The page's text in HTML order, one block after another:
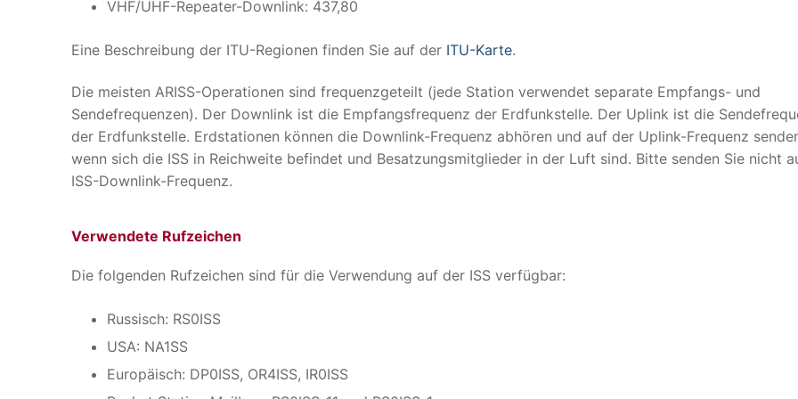
VHF/UHF-Repeater-Downlink: 437,80
Eine Beschreibung der ITU-Regionen finden Sie auf der ITU-Karte.
Die meisten ARISS-Operationen sind frequenzgeteilt (jede Station verwendet separate Empfangs- und
Sendefrequenzen). Der Downlink ist die Empfangsfrequenz der Erdfunkstelle. Der Uplink ist die
der Erdfunkstelle. Erdstationen können die Downlink-Frequenz abhören und auf der Uplink-Frequenz
wenn sich die ISS in Reichweite befindet und Besatzungsmitglieder in der Luft sind. Bitte senden Sie nicht
ISS-Downlink-Frequenz.
Verwendete Rufzeichen
Die folgenden Rufzeichen sind für die Verwendung auf der ISS verfügbar:
Russisch: RS0ISS
USA: NA1SS
Europäisch: DP0ISS, OR4ISS, IR0ISS